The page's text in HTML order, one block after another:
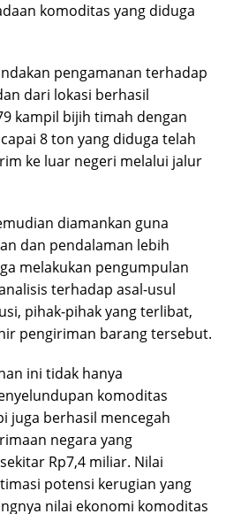
komoditas yang diduga
pengamanan terhadap
dari lokasi berhasil
kampil bijih timah dengan
8 ton yang diduga telah
ke luar negeri melalui jalur
diamankan guna
dan pendalaman lebih
melakukan pengumpulan
terhadap asal-usul
pihak-pihak yang terlibat,
pengiriman barang tersebut.
ini tidak hanya
komoditas
juga berhasil mencegah
negara yang
Rp7,4 miliar. Nilai
potensi kerugian yang
nilai ekonomi komoditas